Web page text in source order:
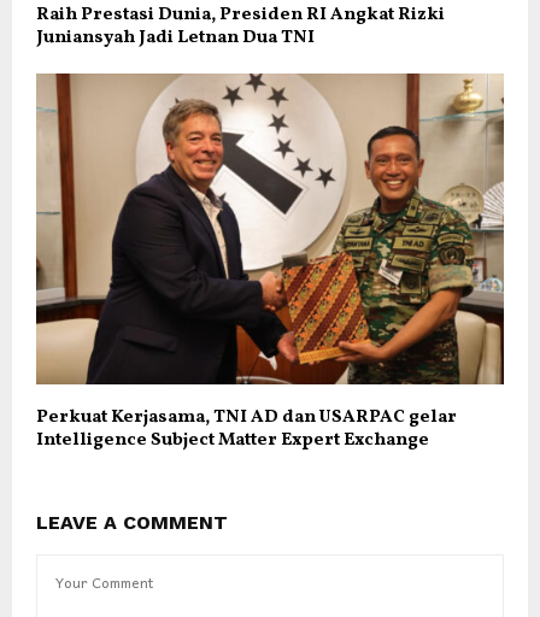
Raih Prestasi Dunia, Presiden RI Angkat Rizki
Juniansyah Jadi Letnan Dua TNI
Perkuat Kerjasama, TNI AD dan USARPAC gelar
Intelligence Subject Matter Expert Exchange
LEAVE A COMMENT